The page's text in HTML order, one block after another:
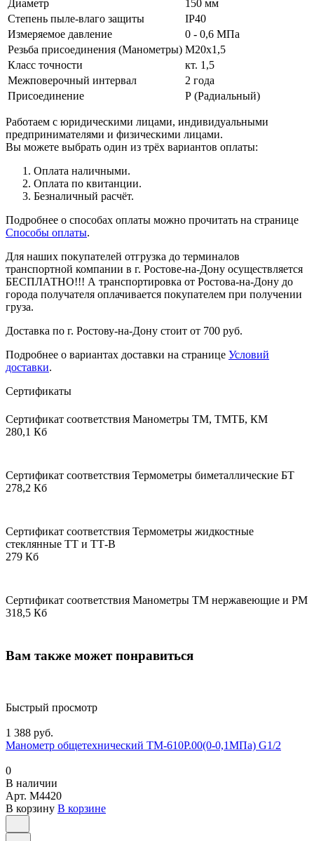
Диаметр
150 мм
Степень пыле-влаго защиты
IP40
Измеряемое давление
0 - 0,6 МПа
Резьба присоединения (Манометры) М20х1,5
Класс точности
кт. 1,5
Межповерочный интервал
2 года
Присоединение
Р (Радиальный)
Работаем с юридическими лицами, индивидуальными
предпринимателями и физическими лицами.
Вы можете выбрать один из трёх вариантов оплаты:
Оплата наличными.
Оплата по квитанции.
Безналичный расчёт.
Подробнее о способах оплаты можно прочитать на странице
Способы оплаты.
Для наших покупателей отгрузка до терминалов
транспортной компании в г. Ростове-на-Дону осуществляется
БЕСПЛАТНО!!! А транспортировка от Ростова-на-Дону до
города получателя оплачивается покупателем при получении
груза.
Доставка по г. Ростову-на-Дону стоит от 700 руб.
Подробнее о вариантах доставки на странице Условий
доставки.
Сертификаты
Сертификат соответствия Манометры ТМ, ТМТБ, КМ
280,1 Кб
Сертификат соответствия Термометры биметаллические БТ
278,2 Кб
Сертификат соответствия Термометры жидкостные
стеклянные ТТ и ТТ-В
279 Кб
Сертификат соответствия Манометры ТМ нержавеющие и РМ
318,5 Кб
Вам также может понравиться
Быстрый просмотр
1 388 руб.
Манометр общетехнический ТМ-610Р.00(0-0,1МПа) G1/2
0
В наличии
Арт. M4420
В корзину В корзине